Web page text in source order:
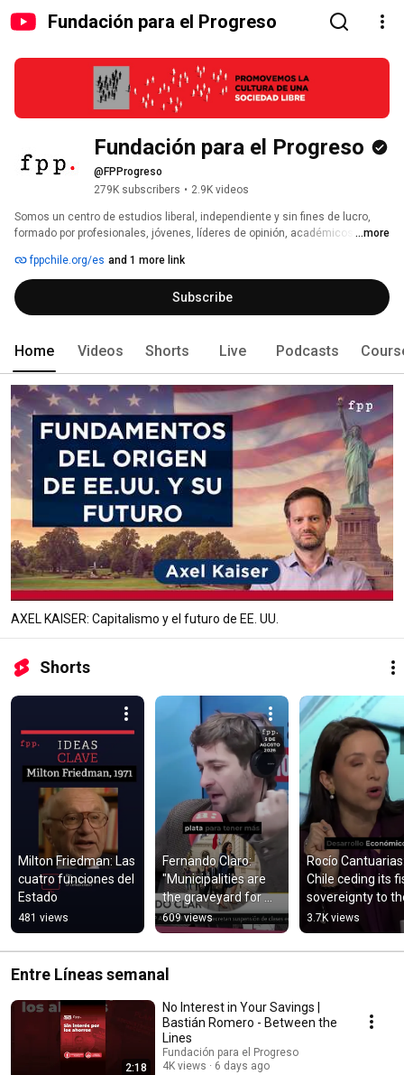
Fundación para el Progreso
Fundación para el Progreso
@FPProgreso
279K subscribers • 2.9K videos
Somos un centro de estudios liberal, independiente y sin fines de lucro,
formado por profesionales, jóvenes, líderes de opinión, académicos e ...more
fppchile.org/es and 1 more link
Subscribe
Home Videos Shorts Live Podcasts
AXEL KAISER: Capitalismo y el futuro de EE. UU.
Shorts
Milton Friedman: Las
cuatro funciones del
Estado
481 views
Fernando Claro:
"Municipalities are
the graveyard for
politicians"
609 views
Rocío
Chile ceding its
sovereignty to
UN?"
3.7K views
Entre Líneas semanal
2:18
No Interest in Your Savings |
Bastián Romero - Between the
Lines
Fundación para el Progreso
4K views
6 days ago